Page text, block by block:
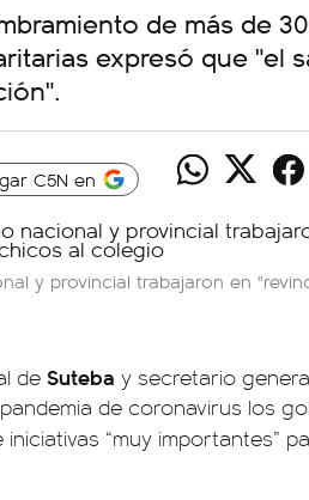
de más de
expresó que "el
C5N en
y provincial trabajaron en
de Suteba y secretario
de coronavirus los
“muy importantes”